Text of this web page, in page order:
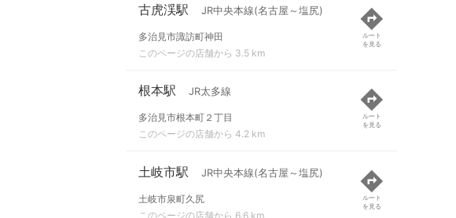
古虎渓駅 JR中央本線(名古屋～塩尻)
多治見市諏訪町神田
このページの店舗から 3.5 km
ルート
を見る
根本駅 JR太多線
多治見市根本町２丁目
このページの店舗から 4.2 km
ルート
を見る
土岐市駅 JR中央本線(名古屋～塩尻)
土岐市泉町久尻
このページの店舗から 6.6 km
ルート
を見る